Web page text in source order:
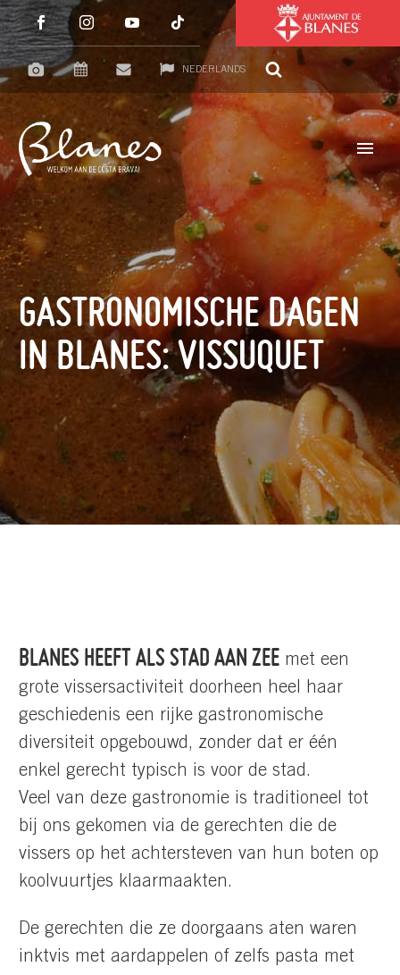
NEDERLANDS
GASTRONOMISCHE DAGEN
IN BLANES: VISSUQUET
BLANES HEEFT ALS STAD AAN ZEE met een
grote vissersactiviteit doorheen heel haar
geschiedenis een rijke gastronomische
diversiteit opgebouwd, zonder dat er één
enkel gerecht typisch is voor de stad.
Veel van deze gastronomie is traditioneel tot
bij ons gekomen via de gerechten die de
vissers op het achtersteven van hun boten op
koolvuurtjes klaarmaakten.
De gerechten die ze doorgaans aten waren
inktvis met aardappelen of zelfs pasta met